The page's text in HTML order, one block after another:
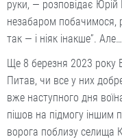
руки, — розповідає
незабаром побачимося,
так — і ніяк інакше”. Але…
Ще 8 березня 2023 року
Питав, чи все у них
вже наступного дня
пішов на підмогу іншим
ворога поблизу селища